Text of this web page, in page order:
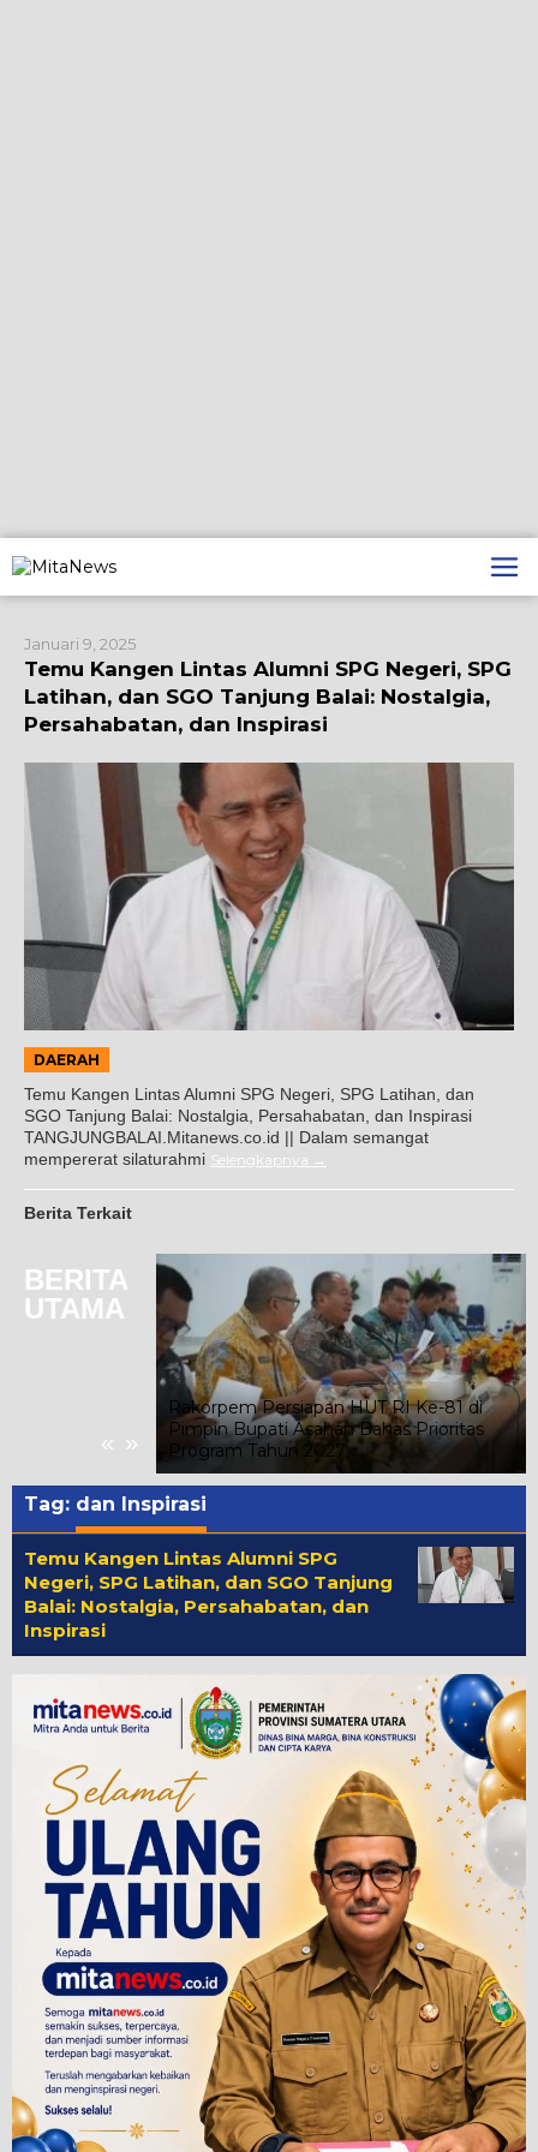
ke
konten
Januari 9, 2025
Temu Kangen Lintas Alumni SPG Negeri, SPG
Latihan, dan SGO Tanjung Balai: Nostalgia,
Persahabatan, dan Inspirasi
DAERAH
Temu Kangen Lintas Alumni SPG Negeri, SPG Latihan, dan
SGO Tanjung Balai: Nostalgia, Persahabatan, dan Inspirasi
TANGJUNGBALAI.Mitanews.co.id || Dalam semangat
mempererat silaturahmi Selengkapnya
Berita Terkait
BERITA
UTAMA
« »
Rakorpem Persiapan HUT RI Ke-81 di
Pimpin Bupati Asahan Bahas Prioritas
Program Tahun 2027
Tag: dan Inspirasi
Temu Kangen Lintas Alumni SPG
Negeri, SPG Latihan, dan SGO Tanjung
Balai: Nostalgia, Persahabatan, dan
Inspirasi